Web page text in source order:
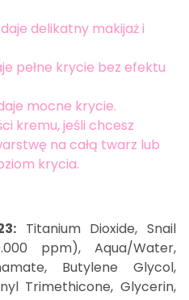
delikatny makijaż i
pełne krycie bez efektu
mocne krycie.
kremu, jeśli chcesz
na całą twarz lub
krycia.
Titanium Dioxide, Snail
ppm), Aqua/Water,
Butylene Glycol,
Trimethicone, Glycerin,